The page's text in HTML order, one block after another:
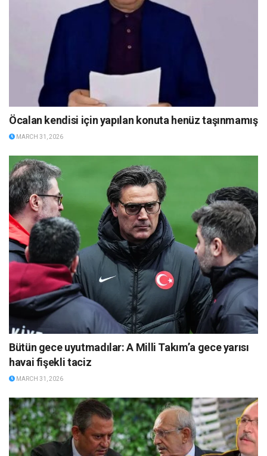
Öcalan kendisi için yapılan konuta henüz taşınmamış
MARCH 31, 2026
Bütün gece uyutmadılar: A Milli Takım’a gece yarısı
havai fişekli taciz
MARCH 31, 2026